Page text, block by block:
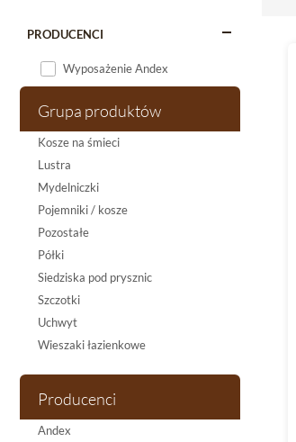
PRODUCENCI
Wyposażenie Andex
Grupa produktów
Kosze na śmieci
Lustra
Mydelniczki
Pojemniki / kosze
Pozostałe
Półki
Siedziska pod prysznic
Szczotki
Uchwyt
Wieszaki łazienkowe
Producenci
Andex